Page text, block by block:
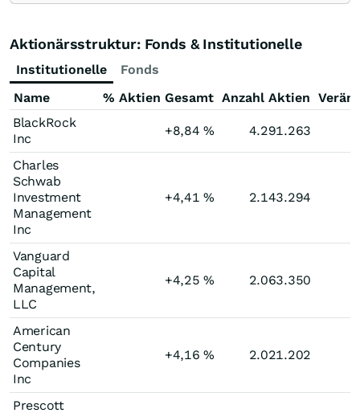
Aktionärsstruktur: Fonds & Institutionelle
Institutionelle
Fonds
Name
% Aktien Gesamt Anzahl Aktien
BlackRock
Inc
+8,84% 4.291.263
Charles
Schwab
Investment
Management
Inc
+4,41% 2.143.294
Vanguard
Capital
Management,
LLC
+4,25% 2.063.350
American
Century
Companies
Inc
+4,16% 2.021.202
Prescott